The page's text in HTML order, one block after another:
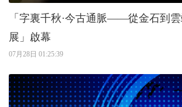
「字裏千秋·今古通脈——從金石到
展」啟幕
07月28日 01:25:39